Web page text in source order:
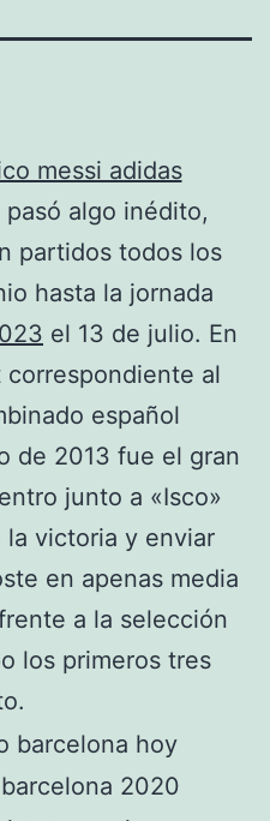
algo inédito,
partidos todos los
hasta la jornada
el 13 de julio. En
al
español
de 2013 fue el gran
junto a «Isco»
victoria y enviar
en apenas media
a la selección
los primeros tres